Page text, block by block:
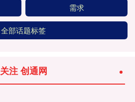
需求
全部话题标签
关注 创通网